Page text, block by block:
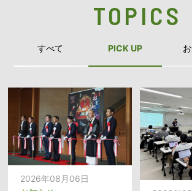
TOPICS
すべて PICK UP
2026年08月06日
2026年
2026年08月06日